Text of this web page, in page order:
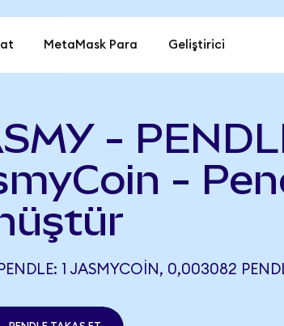
MetaMask Para Geliştirici
-
-
1 JASMYCOIN, 0,003082